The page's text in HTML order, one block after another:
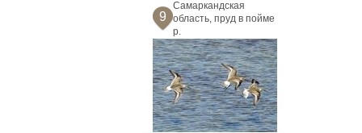
9
Cамаркандская
область, пруд в пойме
р.